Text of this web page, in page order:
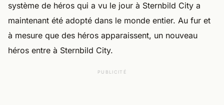
système de héros qui a vu le jour à Sternbild City a
maintenant été adopté dans le monde entier. Au fur et
à mesure que des héros apparaissent, un nouveau
héros entre à Sternbild City.
PUBLICITÉ